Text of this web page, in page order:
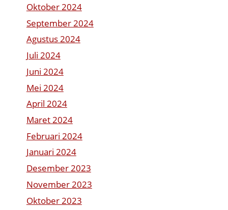
Oktober 2024
September 2024
Agustus 2024
Juli 2024
Juni 2024
Mei 2024
April 2024
Maret 2024
Februari 2024
Januari 2024
Desember 2023
November 2023
Oktober 2023